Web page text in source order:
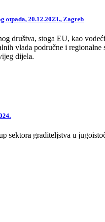
otpada, 20.12.2023., Zagreb
društva, stoga EU, kao
vlada područne i
dijela.
sektora graditeljstva u